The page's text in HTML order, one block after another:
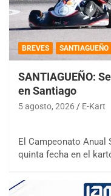
BREVES SANTIAGUEÑO
SANTIAGUEÑO:
en Santiago
5 agosto, 2026 E-Kart
El Campeonato Anual
quinta fecha en el